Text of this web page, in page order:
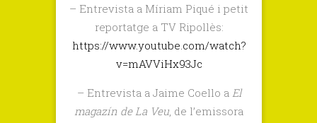
– Entrevista a Míriam Piqué i petit
reportatge a TV Ripollès:
https://www.youtube.com/watch?
v=mAVViHx93Jc
– Entrevista a Jaime Coello a El
magazín de La Veu, de l’emissora